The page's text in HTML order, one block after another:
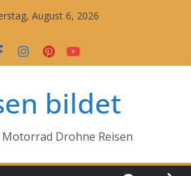
August 6, 2026
bildet
Drohne Reisen